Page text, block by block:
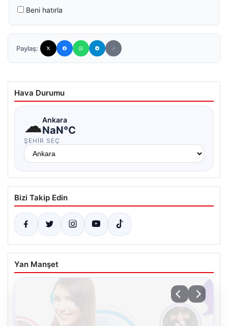
Beni hatırla
Paylaş:
Hava Durumu
☁Ankara
NaN°C
ŞEHIR SEÇ
Bizi Takip Edin
Yan Manşet